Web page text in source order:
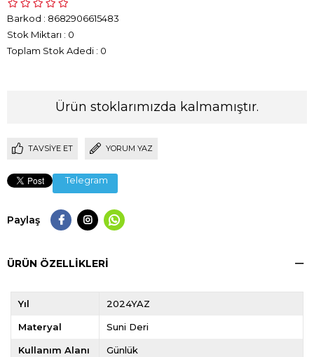
Barkod : 8682906615483
Stok Miktarı : 0
Toplam Stok Adedi : 0
Ürün stoklarımızda kalmamıştır.
TAVSIYE ET YORUM YAZ
Telegram
Paylaş
ÜRÜN ÖZELLIKLERI
Yıl 2024YAZ
Materyal Suni Deri
Kullanım Alanı Günlük